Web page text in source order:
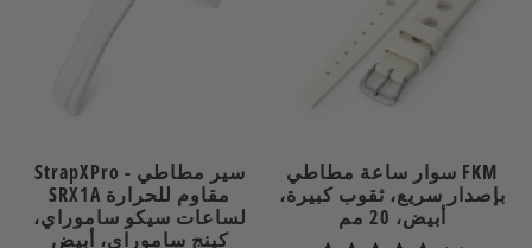
StrapXPro - سير مطاطي
SRX1A مقاوم للحرارة
لساعات سيكو ساموراي،
كينج ساموراي، أبيض
سوار ساعة مطاطي FKM
بإصدار سريع، ثقوب كبيرة،
أبيض، 20 مم